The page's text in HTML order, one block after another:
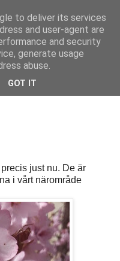
andra tankar om livet
just nu. De är
i vårt närområde
to deliver its services
and user-agent are
and security
generate usage
abuse.
GOT IT